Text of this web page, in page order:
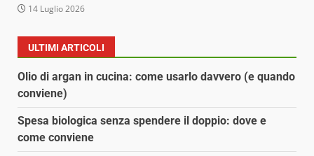
14 Luglio 2026
ULTIMI ARTICOLI
Olio di argan in cucina: come usarlo davvero (e quando
conviene)
Spesa biologica senza spendere il doppio: dove e
come conviene